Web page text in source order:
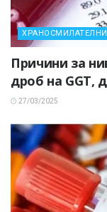
Причини за
дроб на GGT,
27/03/2025